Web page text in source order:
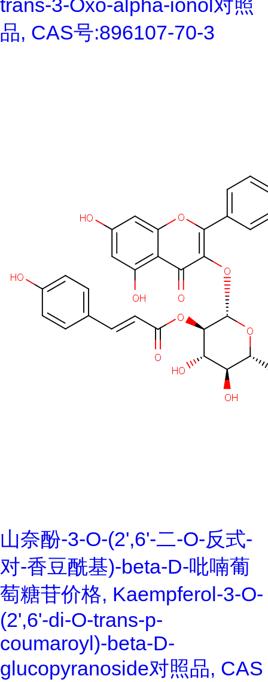
trans-3-Oxo-alpha-ionol对照
品, CAS号:896107-70-3
山奈酚-3-O-(2',6'-二-O-反式-
对-香豆酰基)-beta-D-吡喃葡
萄糖苷价格, Kaempferol-3-O-
(2',6'-di-O-trans-p-
coumaroyl)-beta-D-
glucopyranoside对照品, CAS